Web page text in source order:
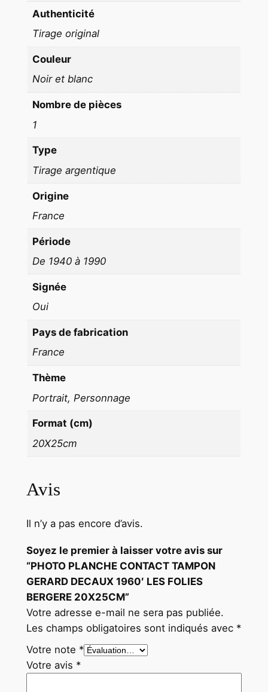
E
E
2
2
M
Authenticité
Tirage original
Couleur
Noir et blanc
Nombre de pièces
1
Type
Tirage argentique
Origine
France
Période
De 1940 à 1990
Signée
Oui
Pays de fabrication
France
Thème
Portrait, Personnage
Format (cm)
20X25cm
Avis
Il n’y a pas encore d’avis.
Soyez le premier à laisser votre avis sur
“PHOTO PLANCHE CONTACT TAMPON
GERARD DECAUX 1960′ LES FOLIES
BERGERE 20X25CM”
Votre adresse e-mail ne sera pas publiée.
Les champs obligatoires sont indiqués avec *
Votre note *
Votre avis *